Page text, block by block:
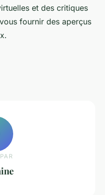
et des critiques
fournir des aperçus